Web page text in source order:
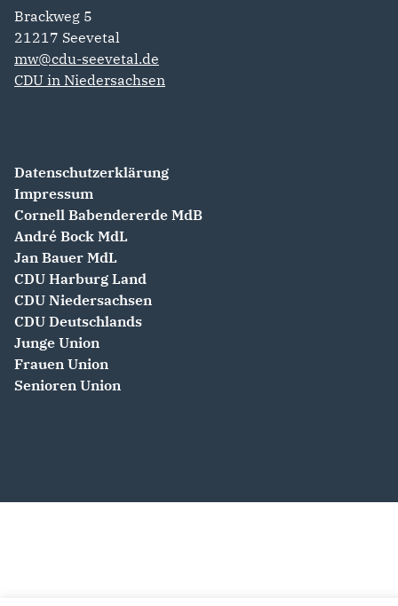
Brackweg 5
21217 Seevetal
mw@cdu-seevetal.de
CDU in Niedersachsen
Datenschutzerklärung
Impressum
Cornell Babendererde MdB
André Bock MdL
Jan Bauer MdL
CDU Harburg Land
CDU Niedersachsen
CDU Deutschlands
Junge Union
Frauen Union
Senioren Union